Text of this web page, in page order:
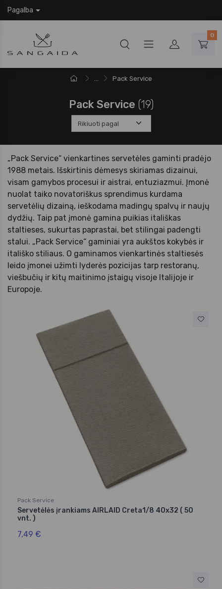
Pagalba
0
... Pack Service
Pack Service (19)
„Pack Service“ vienkartines servetėles gaminti pradėjo
1988 metais. Išskirtinis dėmesys skiriamas dizainui,
visam gamybos procesui ir aistrai, entuziazmui. Įmonė
nuolat taiko novatoriškus sprendimus kurdama
servetėlių dizainą, ieškodama madingų spalvų ir naujų
dydžių. Taip pat įmonė gamina puikias itališkas
staltieses, sukurtas paprastai, bet stilingai padengti
stalui. „Pack Service“ gaminiai yra aukštos kokybės ir
itališko stiliaus. O gaminamos vienkartinės staltiesės
leido įmonei užimti lyderės pozicijas tarp restoranų,
viešbučių ir kitų maitinimo įstaigų visoje Italijoje ir
Europoje.
Pack Service
Servetėlės įrankiams AIRLAID Creta1/8 40x32 ( 50
vnt. )
7,49 €